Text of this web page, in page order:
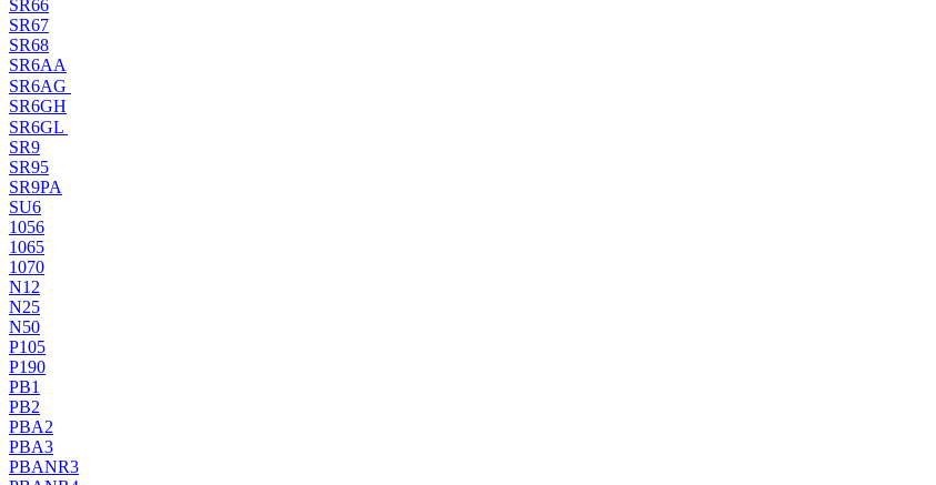
SR66
SR67
SR68
SR6AA
SR6AG
SR6GH
SR6GL
SR9
SR95
SR9PA
SU6
1056
1065
1070
N12
N25
N50
P105
P190
PB1
PB2
PBA2
PBA3
PBANR3